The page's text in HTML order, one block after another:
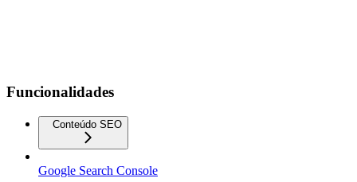
Funcionalidades
Conteúdo SEO
Google Search Console